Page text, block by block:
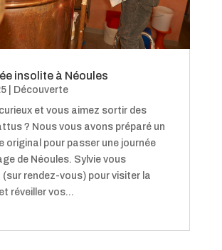
insolite à Néoules
| Découverte
et vous aimez sortir des
? Nous vous avons préparé un
original pour passer une journée
de Néoules. Sylvie vous
(sur rendez-vous) pour visiter la
réveiller vos...